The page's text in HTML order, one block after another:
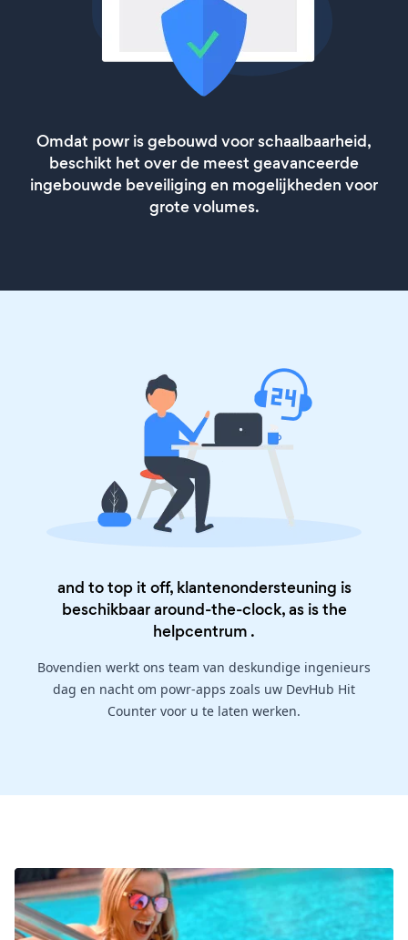
Omdat powr is gebouwd voor schaalbaarheid,
beschikt het over de meest geavanceerde
ingebouwde beveiliging en mogelijkheden voor
grote volumes.
and to top it off, klantenondersteuning is
beschikbaar around-the-clock, as is the
helpcentrum .
Bovendien werkt ons team van deskundige ingenieurs
dag en nacht om powr-apps zoals uw DevHub Hit
Counter voor u te laten werken.